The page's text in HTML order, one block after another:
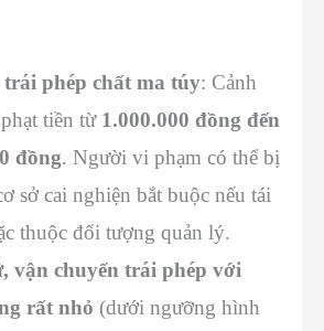
trái phép chất ma túy: Cảnh
tiền từ 1.000.000 đồng đến
đồng. Người vi phạm có thể bị
sở cai nghiện bắt buộc nếu tái
thuộc đối tượng quản lý.
vận chuyển trái phép với
rất nhỏ (dưới ngưỡng hình